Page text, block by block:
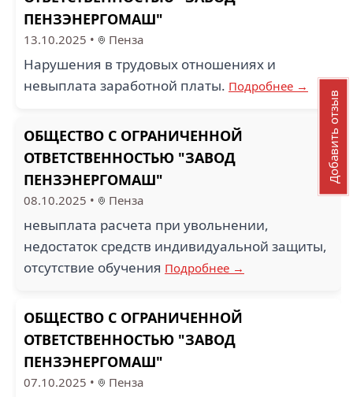
ПЕНЗЭНЕРГОМАШ"
13.10.2025 • Пенза
Нарушения в трудовых отношениях и
невыплата заработной платы. Подробнее →
ОБЩЕСТВО С ОГРАНИЧЕННОЙ
ОТВЕТСТВЕННОСТЬЮ "ЗАВОД
ПЕНЗЭНЕРГОМАШ"
08.10.2025 • Пенза
невыплата расчета при увольнении,
недостаток средств индивидуальной защиты,
отсутствие обучения Подробнее →
ОБЩЕСТВО С ОГРАНИЧЕННОЙ
ОТВЕТСТВЕННОСТЬЮ "ЗАВОД
ПЕНЗЭНЕРГОМАШ"
07.10.2025 • Пенза
Добавить отзыв